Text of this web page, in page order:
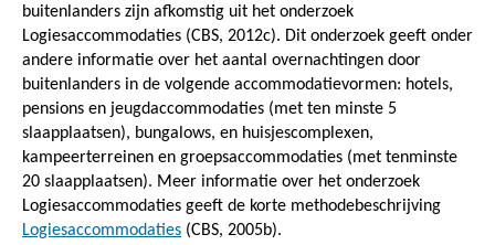
buitenlanders zijn afkomstig uit het onderzoek
Logiesaccommodaties (CBS, 2012c). Dit onderzoek geeft onder
andere informatie over het aantal overnachtingen door
buitenlanders in de volgende accommodatievormen: hotels,
pensions en jeugdaccommodaties (met ten minste 5
slaapplaatsen), bungalows, en huisjescomplexen,
kampeerterreinen en groepsaccommodaties (met tenminste
20 slaapplaatsen). Meer informatie over het onderzoek
Logiesaccommodaties geeft de korte methodebeschrijving
Logiesaccommodaties (CBS, 2005b).